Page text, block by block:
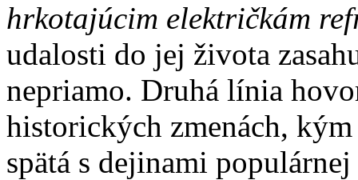
hrkotajúcim električkám
udalosti do jej života
nepriamo. Druhá línia
historických zmenách,
spätá s dejinami